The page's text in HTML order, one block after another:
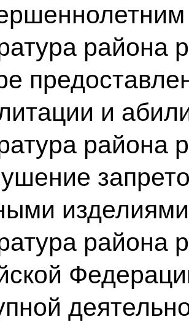
района
и
района
изделиями
района